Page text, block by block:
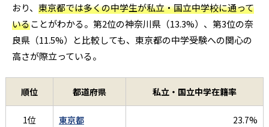
おり、 東京都では多くの中学生が私立・国立中学校に通って
いることがわかる。第2位の神奈川県（13.3%）、第3位の奈
良県（11.5%）と比較しても、東京都の中学受験への関心の
高さが際立っている。
順位 都道府県 私立・国立中学在籍率
1位 東京都 23.7%